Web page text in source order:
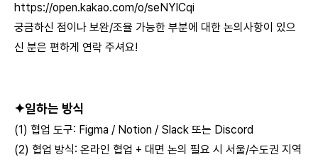
https://open.kakao.com/o/seNYICqi
궁금하신 점이나 보완/조율 가능한 부분에 대한 논의사항이 있으
신 분은 편하게 연락 주셔요!
✦일하는 방식
(1) 협업 도구: Figma / Notion / Slack 또는 Discord
(2) 협업 방식: 온라인 협업 + 대면 논의 필요 시 서울/수도권 지역